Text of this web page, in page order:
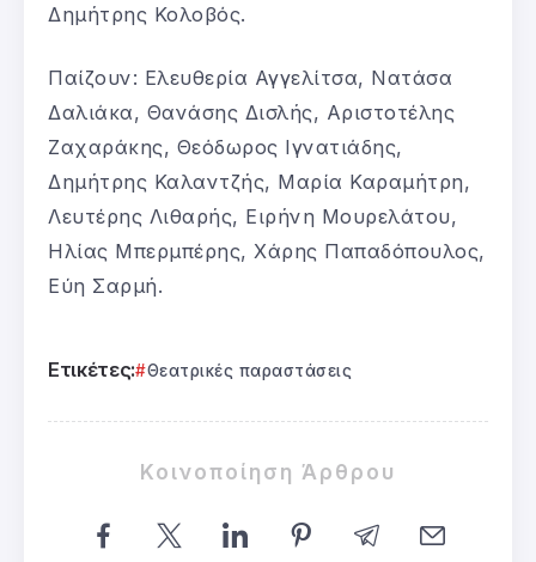
Δημήτρης Κολοβός.
Παίζουν: Ελευθερία Αγγελίτσα, Νατάσα
Δαλιάκα, Θανάσης Δισλής, Αριστοτέλης
Ζαχαράκης, Θεόδωρος Ιγνατιάδης,
Δημήτρης Καλαντζής, Μαρία Καραμήτρη,
Λευτέρης Λιθαρής, Ειρήνη Μουρελάτου,
Ηλίας Μπερμπέρης, Χάρης Παπαδόπουλος,
Εύη Σαρμή.
Ετικέτες: Θεατρικές παραστάσεις
Κοινοποίηση Άρθρου